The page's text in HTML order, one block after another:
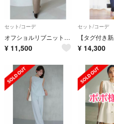
セット/コーデ
オフショルリブニットセットアップ anuans ブラウン
¥ 11,500
セット/コーデ
¥ 14,300